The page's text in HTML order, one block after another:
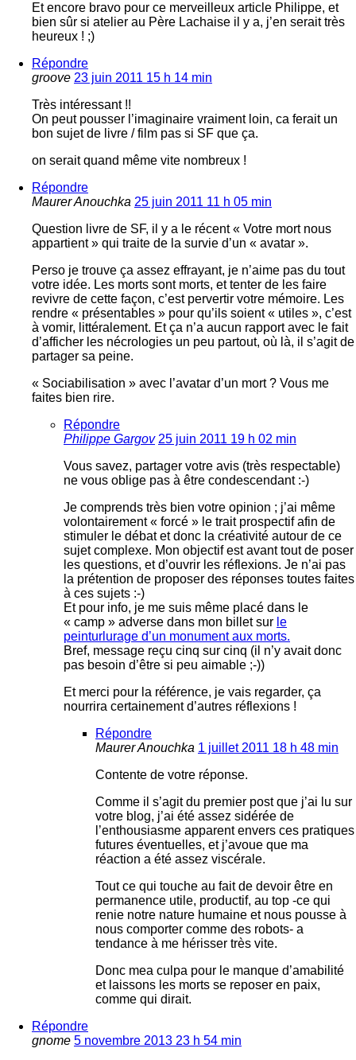
Et encore bravo pour ce merveilleux article Philippe, et
bien sûr si atelier au Père Lachaise il y a, j’en serait très
heureux ! ;)
Répondre
groove 23 juin 2011 15 h 14 min
Très intéressant !!
On peut pousser l’imaginaire vraiment loin, ca ferait un
bon sujet de livre / film pas si SF que ça.
on serait quand même vite nombreux !
Répondre
Maurer Anouchka 25 juin 2011 11 h 05 min
Question livre de SF, il y a le récent « Votre mort nous
appartient » qui traite de la survie d’un « avatar ».
Perso je trouve ça assez effrayant, je n’aime pas du tout
votre idée. Les morts sont morts, et tenter de les faire
revivre de cette façon, c’est pervertir votre mémoire. Les
rendre « présentables » pour qu’ils soient « utiles », c’est
à vomir, littéralement. Et ça n’a aucun rapport avec le fait
d’afficher les nécrologies un peu partout, où là, il s’agit de
partager sa peine.
« Sociabilisation » avec l’avatar d’un mort ? Vous me
faites bien rire.
Répondre
Philippe Gargov 25 juin 2011 19 h 02 min
Vous savez, partager votre avis (très respectable)
ne vous oblige pas à être condescendant :-)
Je comprends très bien votre opinion ; j’ai même
volontairement « forcé » le trait prospectif afin de
stimuler le débat et donc la créativité autour de ce
sujet complexe. Mon objectif est avant tout de poser
les questions, et d’ouvrir les réflexions. Je n’ai pas
la prétention de proposer des réponses toutes faites
à ces sujets :-)
Et pour info, je me suis même placé dans le
« camp » adverse dans mon billet sur le
peinturlurage d’un monument aux morts.
Bref, message reçu cinq sur cinq (il n’y avait donc
pas besoin d’être si peu aimable ;-))
Et merci pour la référence, je vais regarder, ça
nourrira certainement d’autres réflexions !
Répondre
Maurer Anouchka 1 juillet 2011 18 h 48 min
Contente de votre réponse.
Comme il s’agit du premier post que j’ai lu sur
votre blog, j’ai été assez sidérée de
l’enthousiasme apparent envers ces pratiques
futures éventuelles, et j’avoue que ma
réaction a été assez viscérale.
Tout ce qui touche au fait de devoir être en
permanence utile, productif, au top -ce qui
renie notre nature humaine et nous pousse à
nous comporter comme des robots- a
tendance à me hérisser très vite.
Donc mea culpa pour le manque d’amabilité
et laissons les morts se reposer en paix,
comme qui dirait.
Répondre
gnome 5 novembre 2013 23 h 54 min